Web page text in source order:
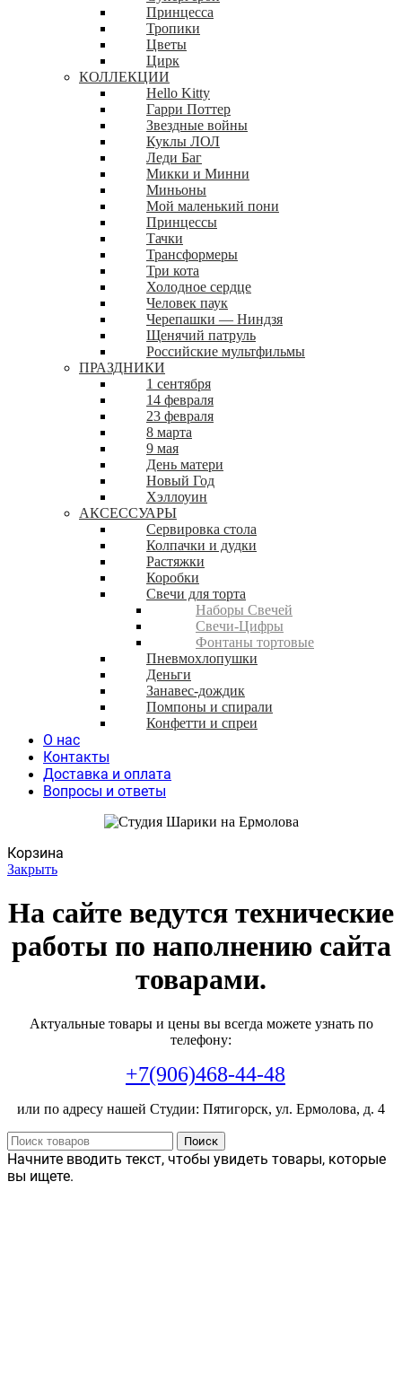
Принцесса
Тропики
Цветы
Цирк
КОЛЛЕКЦИИ
Hello Kitty
Гарри Поттер
Звездные войны
Куклы ЛОЛ
Леди Баг
Микки и Минни
Миньоны
Мой маленький пони
Принцессы
Тачки
Трансформеры
Три кота
Холодное сердце
Человек паук
Черепашки — Ниндзя
Щенячий патруль
Российские мультфильмы
ПРАЗДНИКИ
1 сентября
14 февраля
23 февраля
8 марта
9 мая
День матери
Новый Год
Хэллоуин
АКСЕССУАРЫ
Сервировка стола
Колпачки и дудки
Растяжки
Коробки
Свечи для торта
Наборы Свечей
Свечи-Цифры
Фонтаны тортовые
Пневмохлопушки
Деньги
Занавес-дождик
Помпоны и спирали
Конфетти и спреи
О нас
Контакты
Доставка и оплата
Вопросы и ответы
Корзина
Закрыть
На сайте ведутся технические
работы по наполнению сайта
товарами.
Актуальные товары и цены вы всегда можете узнать по
телефону:
+7(906)468-44-48
или по адресу нашей Студии: Пятигорск, ул. Ермолова, д. 4
Поиск
Начните вводить текст, чтобы увидеть товары, которые
вы ищете.